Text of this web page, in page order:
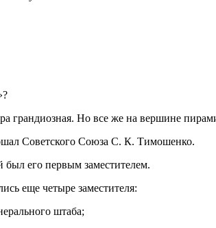
грандиозная. Но все же на вершине
Советского Союза С. К. Тимошенко.
его первым заместителем.
еще четыре заместителя:
штаба;